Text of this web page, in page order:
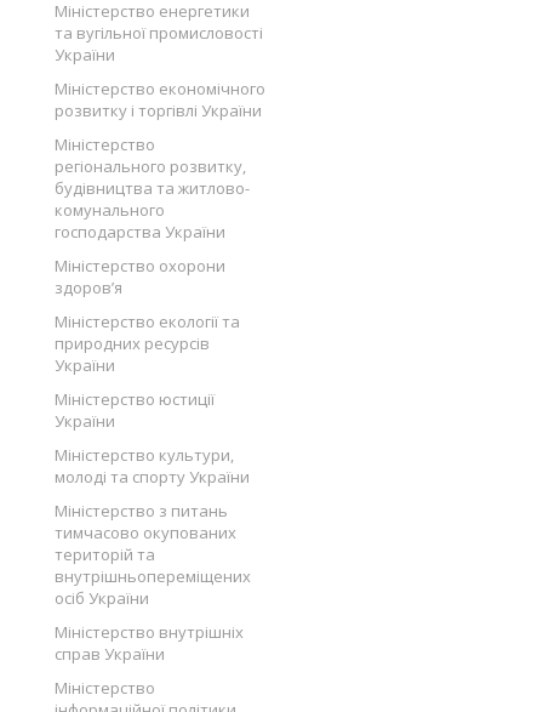
Міністерство енергетики
та вугільної промисловості
України
Міністерство економічного
розвитку і торгівлі України
Міністерство
регіонального розвитку,
будівництва та житлово-
комунального
господарства України
Міністерство охорони
здоров’я
Міністерство екології та
природних ресурсів
України
Міністерство юстиції
України
Міністерство культури,
молоді та спорту України
Міністерство з питань
тимчасово окупованих
територій та
внутрішньопереміщених
осіб України
Міністерство внутрішніх
справ України
Міністерство